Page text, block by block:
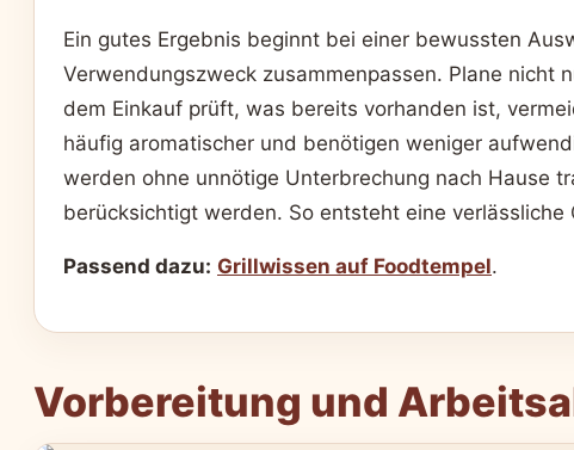
Ein gutes Ergebnis beginnt bei einer bewussten
Verwendungszweck zusammenpassen. Plane nicht
dem Einkauf prüft, was bereits vorhanden ist,
häufig aromatischer und benötigen weniger
werden ohne unnötige Unterbrechung nach Hause
berücksichtigt werden. So entsteht eine
Passend dazu: Grillwissen auf Foodtempel.
Vorbereitung und